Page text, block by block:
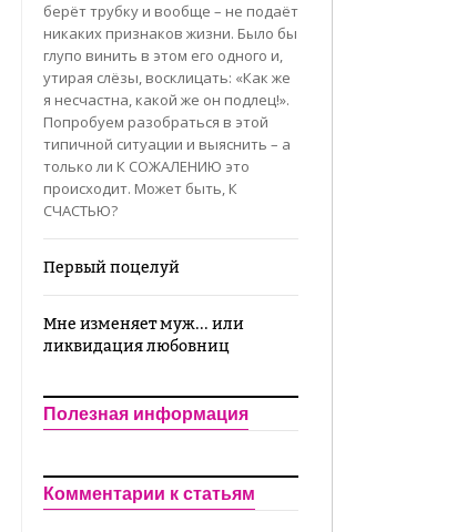
берёт трубку и вообще – не подаёт
никаких признаков жизни. Было бы
глупо винить в этом его одного и,
утирая слёзы, восклицать: «Как же
я несчастна, какой же он подлец!».
Попробуем разобраться в этой
типичной ситуации и выяснить – а
только ли К СОЖАЛЕНИЮ это
происходит. Может быть, К
СЧАСТЬЮ?
Первый поцелуй
Мне изменяет муж... или
ликвидация любовниц
Полезная информация
Комментарии к статьям